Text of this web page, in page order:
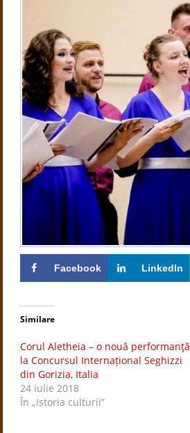
Facebook LinkedIn
Similare
Corul Aletheia – o nouă performanţă
la Concursul Internațional Seghizzi
din Gorizia, Italia
24 iulie 2018
În „Istoria culturii”